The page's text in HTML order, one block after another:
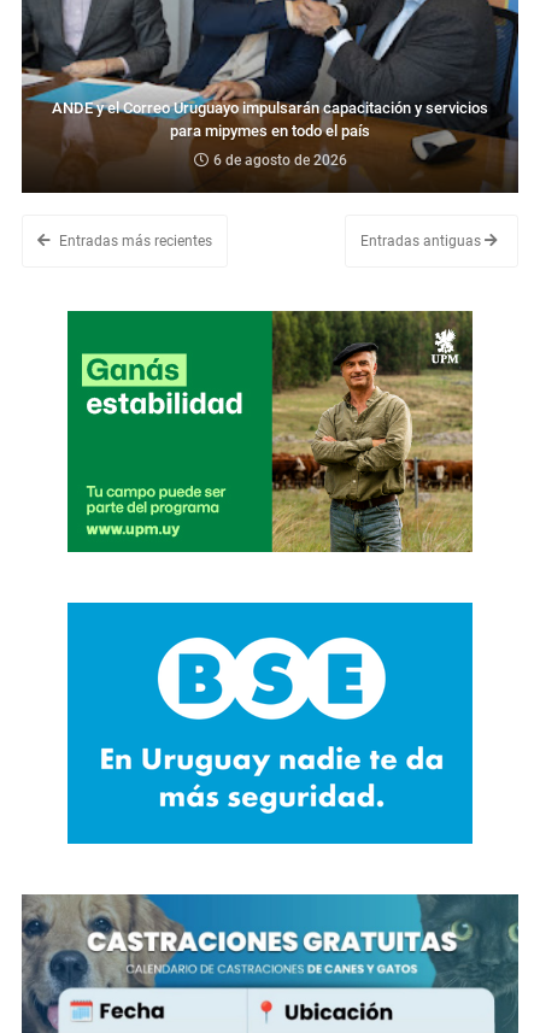
ANDE y el Correo Uruguayo impulsarán capacitación y servicios
para mipymes en todo el país
6 de agosto de 2026
Entradas más recientes Entradas antiguas